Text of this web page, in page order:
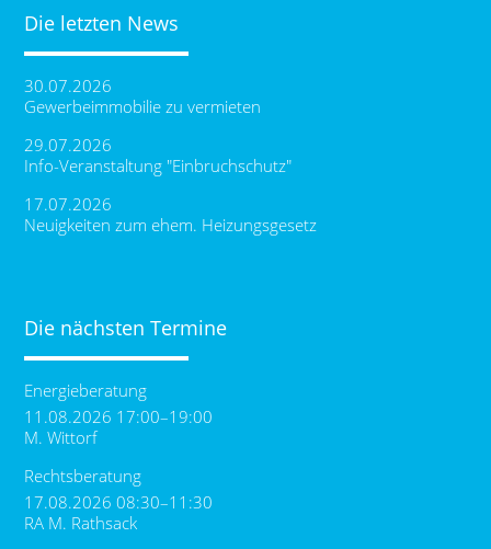
Die letzten News
30.07.2026
Gewerbeimmobilie zu vermieten
29.07.2026
Info-Veranstaltung "Einbruchschutz"
17.07.2026
Neuigkeiten zum ehem. Heizungsgesetz
Die nächsten Termine
Energieberatung
11.08.2026 17:00–19:00
M. Wittorf
Rechtsberatung
17.08.2026 08:30–11:30
RA M. Rathsack